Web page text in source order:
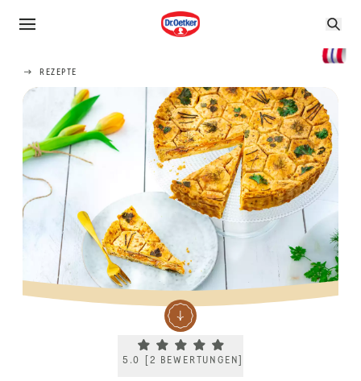
REZEPTE
Current rating 5.0. Click to rate.
5.0 2 BEWERTUNGEN